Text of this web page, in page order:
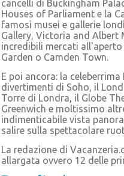
cancelli di Buckingham
Houses of Parliament e la
famosi musei e gallerie
Gallery, Victoria and Albert
incredibili mercati
Garden o Camden Town.
E poi ancora: la
divertimenti di Soho, il
Torre di Londra, il Globe
Greenwich e moltissimo
indimenticabile vista
salire sulla spettacolare
La redazione di
allargata ovvero 12 delle